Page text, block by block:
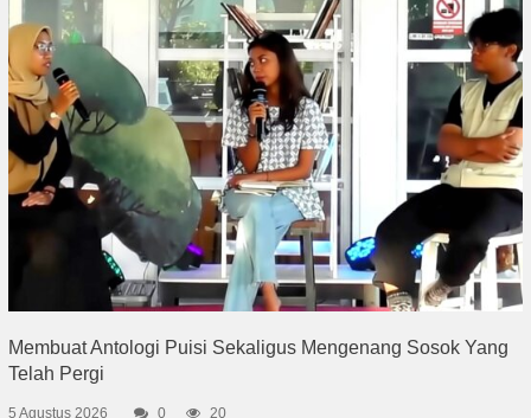
Membuat Antologi Puisi Sekaligus Mengenang Sosok Yang
Telah Pergi
5 Agustus 2026 0 20